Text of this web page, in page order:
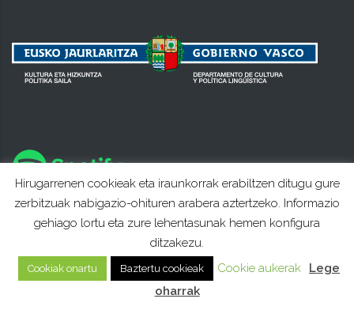
Hirugarrenen cookieak eta iraunkorrak erabiltzen ditugu gure
zerbitzuak nabigazio-ohituren arabera aztertzeko. Informazio
gehiago lortu eta zure lehentasunak hemen konfigura
ditzakezu.
Cookiak onartu Baztertu cookieak Cookie aukerak
Lege
oharrak